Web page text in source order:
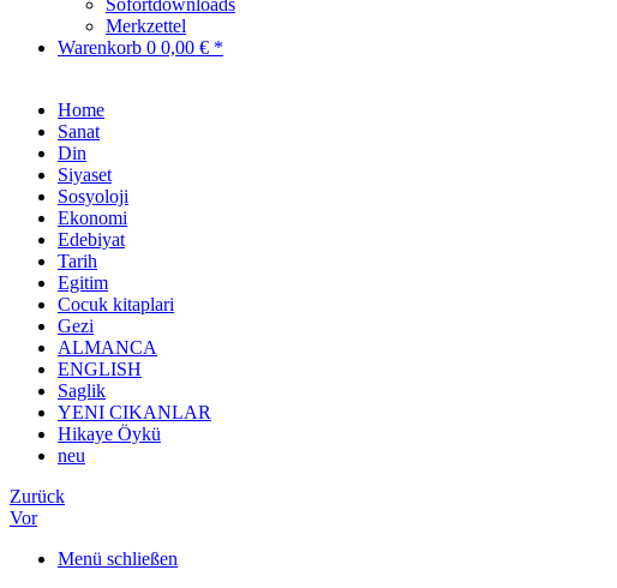
Sofortdownloads
Merkzettel
Warenkorb 0 0,00 € *
Home
Sanat
Din
Siyaset
Sosyoloji
Ekonomi
Edebiyat
Tarih
Egitim
Cocuk kitaplari
Gezi
ALMANCA
ENGLISH
Saglik
YENI CIKANLAR
Hikaye Öykü
neu
Zurück
Vor
Menü schließen